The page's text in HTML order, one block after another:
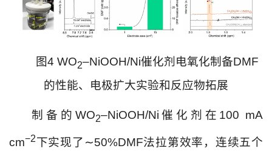
图4 WO2–NiOOH/Ni催化剂电氧化制备DMF
的性能、电极扩大实验和反应物拓展
制备的WO2–NiOOH/Ni催化剂在100 mA
cm−2下实现了∼50%DMF法拉第效率，连续五个